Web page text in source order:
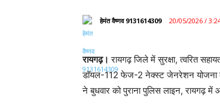
हेमंत वैष्णव 9131614309 20/05/2026 /
रायगढ़। रायगढ़ जिले में सुरक्षा, त्वरित
डॉयल-112 फेज-2 नेक्स्ट जेनरेशन योजना के
ने बुधवार को पुराना पुलिस लाइन, रायगढ़ में